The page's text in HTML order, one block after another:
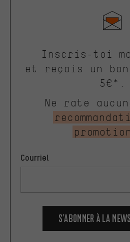
Inscris-toi
et reçois un
5€*.
Ne rate
Courriel
S’abonner à la